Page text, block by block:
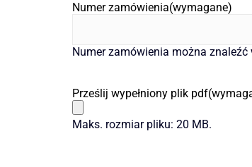
Numer zamówienia(wymagane)
Numer zamówienia można
Prześlij wypełniony plik pdf
Maks. rozmiar pliku: 20 MB.